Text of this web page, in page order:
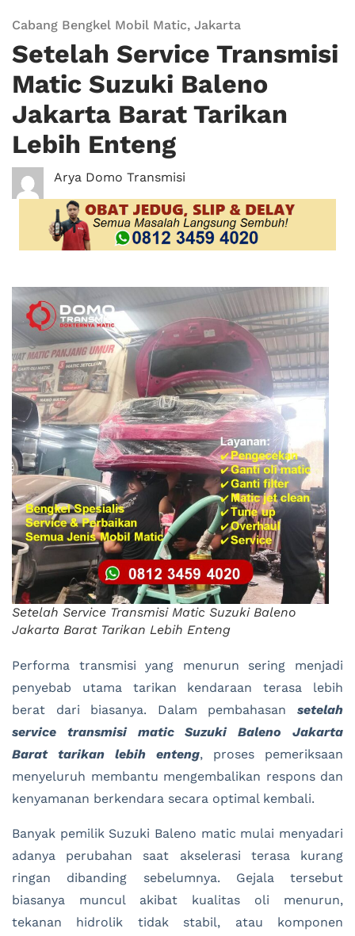
Cabang Bengkel Mobil Matic, Jakarta
Setelah Service Transmisi
Matic Suzuki Baleno
Jakarta Barat Tarikan
Lebih Enteng
Arya Domo Transmisi
Setelah Service Transmisi Matic Suzuki Baleno
Jakarta Barat Tarikan Lebih Enteng
Performa transmisi yang menurun sering menjadi
penyebab utama tarikan kendaraan terasa lebih
berat dari biasanya. Dalam pembahasan setelah
service transmisi matic Suzuki Baleno Jakarta
Barat tarikan lebih enteng, proses pemeriksaan
menyeluruh membantu mengembalikan respons dan
kenyamanan berkendara secara optimal kembali.
Banyak pemilik Suzuki Baleno matic mulai menyadari
adanya perubahan saat akselerasi terasa kurang
ringan dibanding sebelumnya. Gejala tersebut
biasanya muncul akibat kualitas oli menurun,
tekanan hidrolik tidak stabil, atau komponen